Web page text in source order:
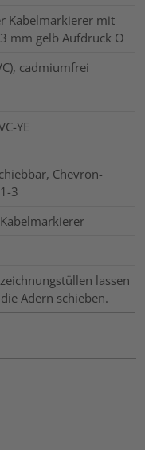
Kabelmarkierer mit
mm gelb Aufdruck O
cadmiumfrei
YE
Chevron-
3
lassen
Adern schieben.